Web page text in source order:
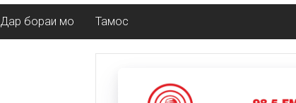
Дар бораи мо Тамос